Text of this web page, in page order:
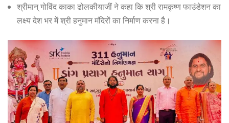
श्रीमान् गोविंद काका ढोलकीयाजीं ने कहा कि श्री रामकृष्ण फाउंडेशन का
लक्ष्य देश भर में श्री हनुमान मंदिरों का निर्माण करना है।